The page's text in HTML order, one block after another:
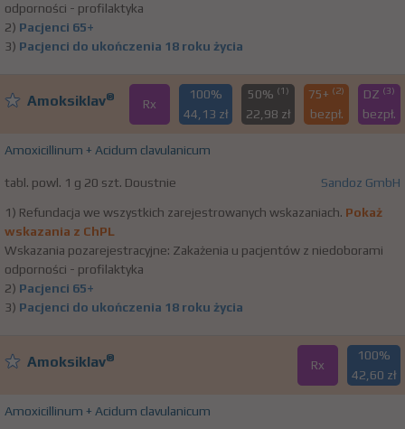
odporności - profilaktyka
2) Pacjenci 65+
3) Pacjenci do ukończenia 18 roku życia
Amoksiklav® Rx
100%
44,13 zł
50% (1)
22,98 zł
75+ (2)
bezpł.
DZ (3)
bezpł.
Amoxicillinum + Acidum clavulanicum
tabl. powl. 1 g 20 szt. Doustnie Sandoz GmbH
1) Refundacja we wszystkich zarejestrowanych wskazaniach. Pokaż
wskazania z ChPL
Wskazania pozarejestracyjne: Zakażenia u pacjentów z niedoborami
odporności - profilaktyka
2) Pacjenci 65+
3) Pacjenci do ukończenia 18 roku życia
Amoksiklav® Rx
100%
42,60 zł
Amoxicillinum + Acidum clavulanicum